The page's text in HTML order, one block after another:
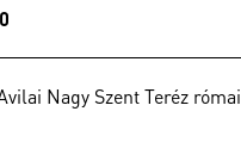
Nagy Szent Teréz